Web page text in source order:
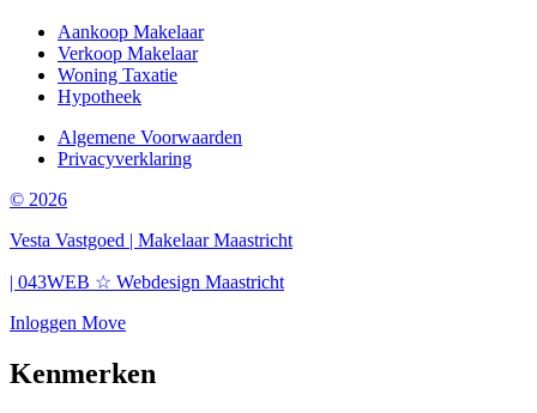
Aankoop Makelaar
Verkoop Makelaar
Woning Taxatie
Hypotheek
Algemene Voorwaarden
Privacyverklaring
© 2026
Vesta Vastgoed | Makelaar Maastricht
| 043WEB ☆ Webdesign Maastricht
Inloggen Move
Kenmerken